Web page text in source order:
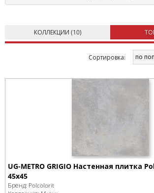
КОЛЛЕКЦИИ (10)
Cортировка: по
UG-METRO GRIGIO Настенная плитка
45x45
Бренд: Polcolorit